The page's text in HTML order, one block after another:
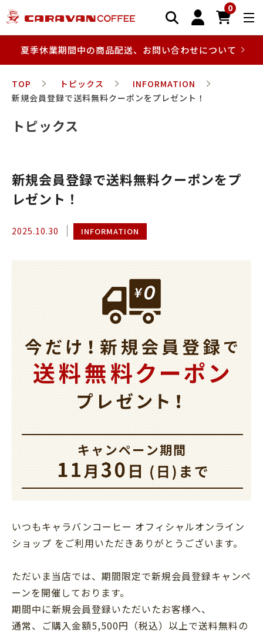
0
夏季休業期間中の商品配送、お問い合わせについて
TOP トピックス
INFORMATION
新規会員登録で送料無料クーポンをプレゼント！
トピックス
新規会員登録で送料無料クーポンをプ
レゼント！
2025.10.30 INFORMATION
いつもキャラバンコーヒー オフィシャルオンライン
ショップ をご利用いただきありがとうございます。
ただいま当店では、期間限定で新規会員登録キャンペ
ーンを開催しております。
期間中に新規会員登録いただいたお客様へ、
通常、ご購入金額5,500円（税込）以上で送料無料の